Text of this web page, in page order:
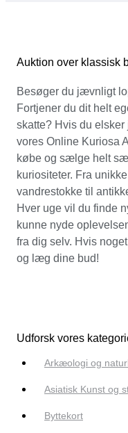
Auktion over klassisk
Besøger du jævnligt
Fortjener du dit helt
skatte? Hvis du
vores Online Kuriosa
købe og sælge helt
kuriositeter. Fra
vandrestokke til
Hver uge vil du finde
kunne nyde
fra dig selv. Hvis
og læg dine bud!
Udforsk vores
Arkæologi og
Asiatisk Kunst og
Byttekort